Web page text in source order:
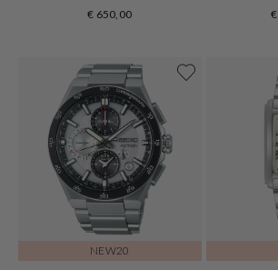
€ 650,00
NEW20